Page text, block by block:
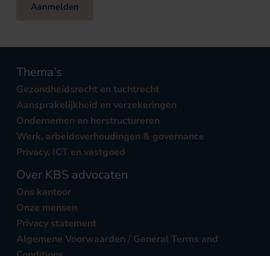
Aanmelden
Thema’s
Gezondheidsrecht en tuchtrecht
Aansprakelijkheid en verzekeringen
Ondernemen en herstructureren
Werk, arbeidsverhoudingen & governance
Privacy, ICT en vastgoed
Over KBS advocaten
Ons kantoor
Onze mensen
Privacy statement
Algemene Voorwaarden / General Terms and